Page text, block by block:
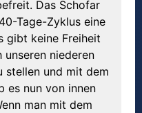
Das Schofar
Tage-Zyklus eine
gibt keine Freiheit
niederen
stellen und mit dem
es nun von innen
man mit dem